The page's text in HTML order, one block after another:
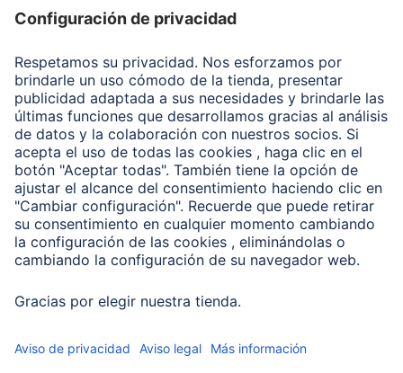
Clientes online
Conviértete en distribuidor
Compañía
Historia de la empresa
Hama en todo el Mundo
Sostenibilidad
Business-Portal